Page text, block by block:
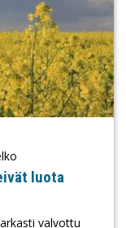
luota
valvottu